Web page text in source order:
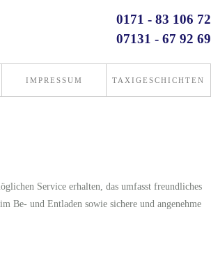
0171 - 83 106 72
07131 - 67 92 69
IMPRESSUM TAXIGESCHICHTEN
Service erhalten, das umfasst freundliches
Be- und Entladen sowie sichere und angenehme